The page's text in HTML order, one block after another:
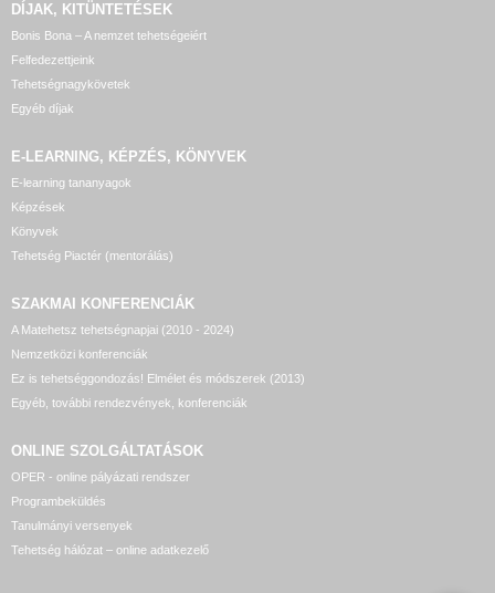
DÍJAK, KITÜNTETÉSEK
Bonis Bona – A nemzet tehetségeiért
Felfedezettjeink
Tehetségnagykövetek
Egyéb díjak
E-LEARNING, KÉPZÉS, KÖNYVEK
E-learning tananyagok
Képzések
Könyvek
Tehetség Piactér (mentorálás)
SZAKMAI KONFERENCIÁK
A Matehetsz tehetségnapjai (2010 - 2024)
Nemzetközi konferenciák
Ez is tehetséggondozás! Elmélet és módszerek (2013)
Egyéb, további rendezvények, konferenciák
ONLINE SZOLGÁLTATÁSOK
OPER - online pályázati rendszer
Programbeküldés
Tanulmányi versenyek
Tehetség hálózat – online adatkezelő